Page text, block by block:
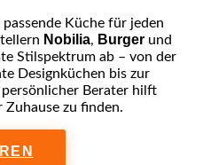
Küche für jeden
Nobilia, Burger und
Stilspektrum ab – von der
Designküchen bis zur
Berater hilft
Zuhause zu finden.